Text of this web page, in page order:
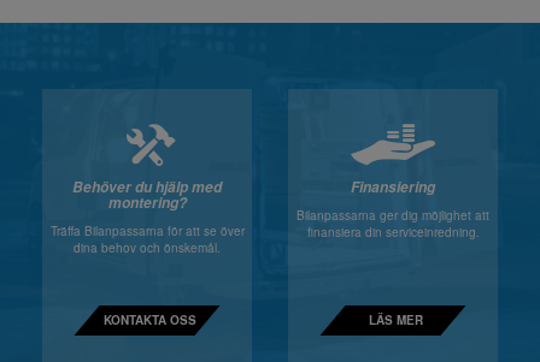
Behöver du hjälp med
montering?
Träffa Bilanpassarna för att se över
dina behov och önskemål.
KONTAKTA OSS
Finansiering
Bilanpassarna ger dig möjlighet att
finansiera din serviceinredning.
LÄS MER